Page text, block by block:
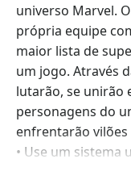
universo Marvel.
própria equipe
maior lista de
um jogo. Através
lutarão, se unirão
personagens do
enfrentarão
• Use um sistema